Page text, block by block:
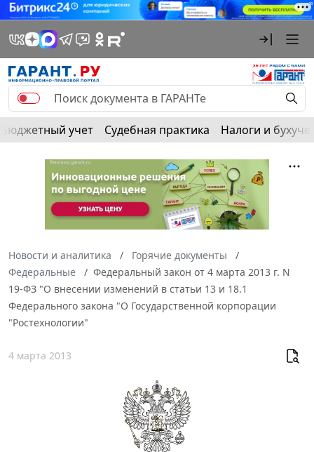
Бюджетный учет Судебная практика Налоги и
Новости и аналитика
Горячие документы
Федеральные
Федеральный закон от 4 марта 2013 г. N
19-ФЗ "О внесении изменений в статьи 13 и 18.1
Федерального закона "О Государственной корпорации
"Ростехнологии"
4 марта 2013